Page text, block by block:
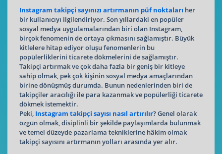
Instagram takipçi sayınızı artırmanın püf noktaları her
bir kullanıcıyı ilgilendiriyor. Son yıllardaki en popüler
sosyal medya uygulamalarından biri olan Instagram,
birçok fenomenin de ortaya çıkmasını sağlamıştır. Büyük
kitlelere hitap ediyor oluşu fenomenlerin bu
popülerliklerini ticarete dökmelerini de sağlamıştır.
Takipçi artırmak ve çok daha fazla bir geniş bir kitleye
sahip olmak, pek çok kişinin sosyal medya amaçlarından
birine dönüşmüş durumda. Bunun nedenlerinden biri de
takipçiler aracılığı ile para kazanmak ve popülerliği ticarete
dökmek istemektir.
Peki, Instagram takipçi sayısı nasıl artırılır? Genel olarak
özgün olmak, disiplinli bir şekilde paylaşımlarda bulunmak
ve temel düzeyde pazarlama tekniklerine hâkim olmak
takipçi sayısını artırmanın yolları arasında yer alır.